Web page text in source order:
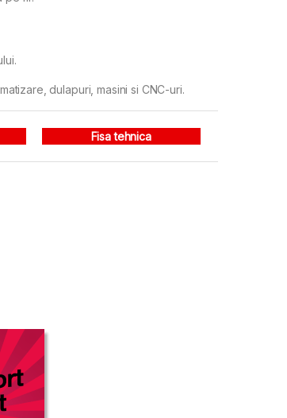
dulapuri, masini si CNC-uri.
Fisa tehnica